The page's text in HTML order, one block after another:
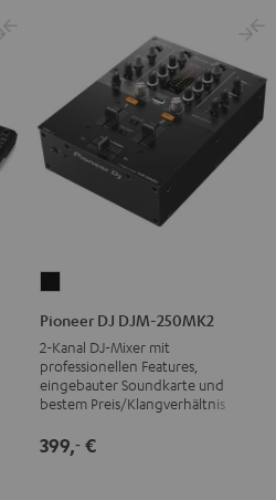
250MK2
Schwarz
Pioneer DJ DJM-250MK2
2-Kanal DJ-Mixer mit
professionellen Features,
eingebauter Soundkarte und
bestem Preis/Klangverhältnis
399,‐ €